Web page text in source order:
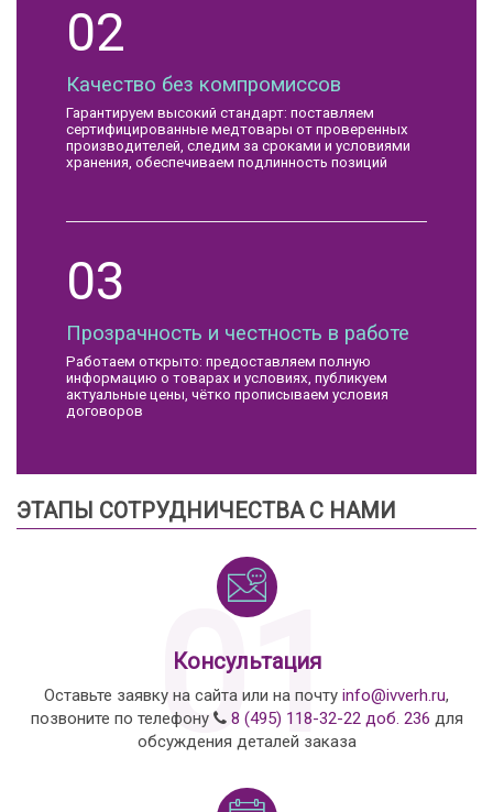
02
Качество без компромиссов
Гарантируем высокий стандарт: поставляем
сертифицированные медтовары от проверенных
производителей, следим за сроками и условиями
хранения, обеспечиваем подлинность позиций
03
Прозрачность и честность в работе
Работаем открыто: предоставляем полную
информацию о товарах и условиях, публикуем
актуальные цены, чётко прописываем условия
договоров
ЭТАПЫ СОТРУДНИЧЕСТВА С НАМИ
01
Консультация
Оставьте заявку на сайта или на почту info@ivverh.ru,
позвоните по телефону
8 (495) 118-32-22 доб. 236 для
обсуждения деталей заказа